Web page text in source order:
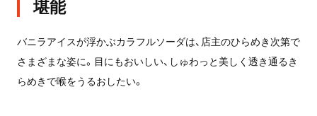
堪能
バニラアイスが浮かぶカラフルソーダは、店主のひらめき次第で
さまざまな姿に。目にもおいしい、しゅわっと美しく透き通るき
らめきで喉をうるおしたい。